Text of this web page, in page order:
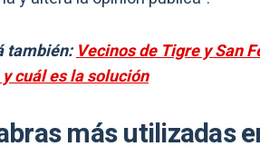
también:Vecinos de Tigre y San
cuál es la solución
más utilizadas